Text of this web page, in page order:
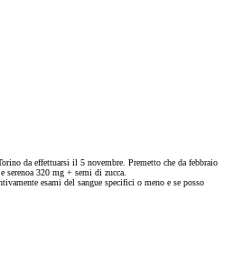
da effettuarsi il 5 novembre. Premetto che da febbraio
serenoa 320 mg + semi di zucca.
esami del sangue specifici o meno e se posso